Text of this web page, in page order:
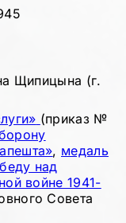
Щипицына (г.
(приказ №
, медаль
над
войне 1941-
Совета